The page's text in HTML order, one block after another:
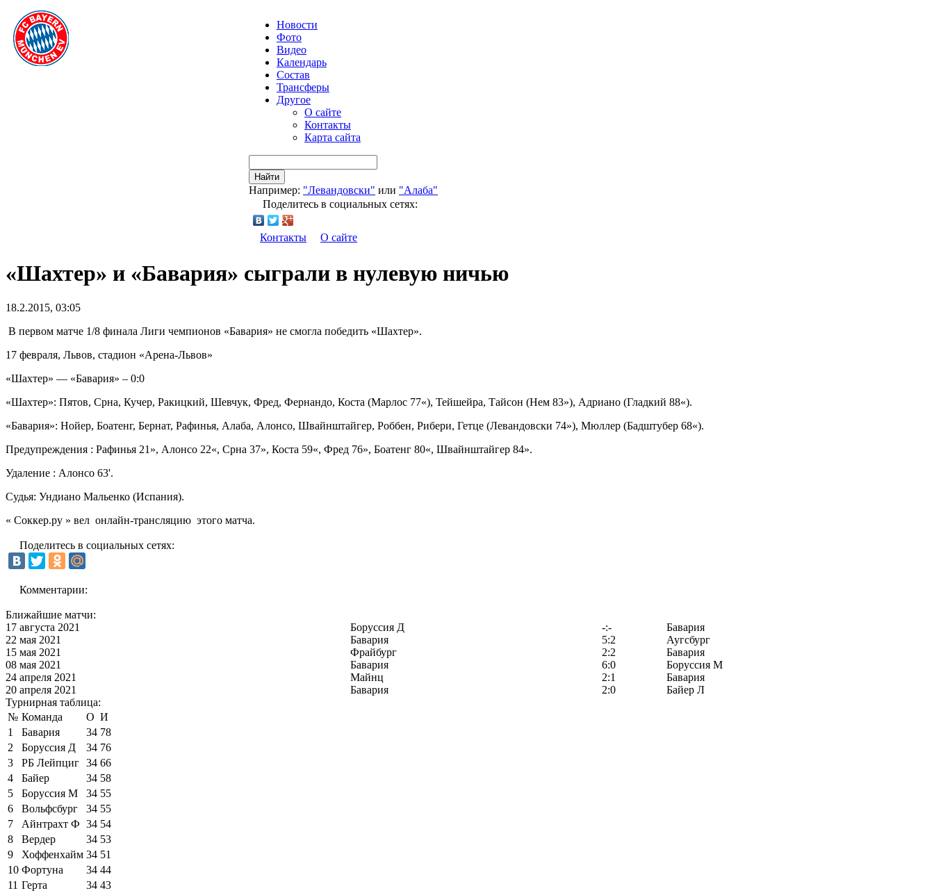
Новости
Фото
Видео
Календарь
Состав
Трансферы
Другое
О сайте
Контакты
Карта сайта
Найти
Например: "Левандовски" или "Алаба"
Поделитесь в социальных сетях:
Контакты О сайте
«Шахтер» и «Бавария» сыграли в нулевую ничью
18.2.2015, 03:05
В первом матче 1/8 финала Лиги чемпионов «Бавария» не смогла победить «Шахтер».
17 февраля, Львов, стадион «Арена-Львов»
«Шахтер» — «Бавария» – 0:0
«Шахтер»: Пятов, Срна, Кучер, Ракицкий, Шевчук, Фред, Фернандо, Коста (Марлос 77«), Тейшейра, Тайсон (Нем 83»), Адриано (Гладкий 88«).
«Бавария»: Нойер, Боатенг, Бернат, Рафинья, Алаба, Алонсо, Швайнштайгер, Роббен, Рибери, Гетце (Левандовски 74»), Мюллер (Бадштубер 68«).
Предупреждения : Рафинья 21», Алонсо 22«, Срна 37», Коста 59«, Фред 76», Боатенг 80«, Швайнштайгер 84».
Удаление : Алонсо 63'.
Судья: Ундиано Мальенко (Испания).
« Соккер.ру » вел онлайн-трансляцию этого матча.
Поделитесь в социальных сетях:
Комментарии:
Ближайшие матчи:
17 августа 2021
Боруссия Д -:-
Бавария
22 мая 2021
Бавария 5:2
Аугсбург
15 мая 2021
Фрайбург 2:2
Бавария
08 мая 2021
Бавария 6:0
Боруссия М
24 апреля 2021
Майнц 2:1
Бавария
20 апреля 2021
Бавария 2:0
Байер Л
Турнирная таблица:
№ Команда О И
1
Бавария 34 78
2
Боруссия Д 34 76
3
РБ Лейпциг 34 66
4
Байер 34 58
5
Боруссия М 34 55
6
Вольфсбург 34 55
7
Айнтрахт Ф 34 54
8
Вердер 34 53
9
Хоффенхайм 34 51
10 Фортуна 34 44
11 Герта 34 43